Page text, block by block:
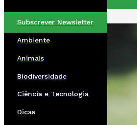
Subscrever Newsletter
Ambiente
Animais
Biodiversidade
Ciência e Tecnologia
Dicas